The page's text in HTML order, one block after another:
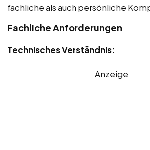
fachliche als auch persönliche
Fachliche Anforderungen
Technisches Verständnis:
Anzeige